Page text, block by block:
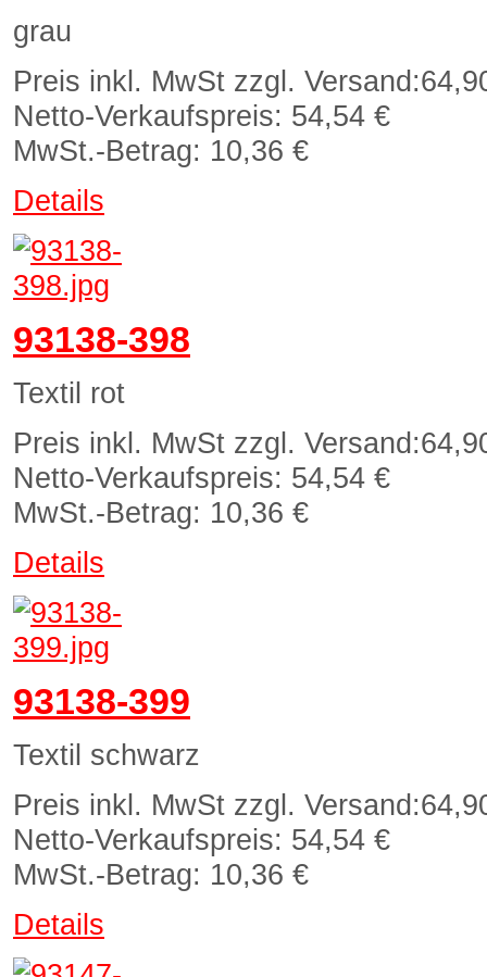
grau
Preis inkl. MwSt zzgl. Versand:
Netto-Verkaufspreis: 54,54 €
MwSt.-Betrag: 10,36 €
Details
93138-398
Textil rot
Preis inkl. MwSt zzgl. Versand:
Netto-Verkaufspreis: 54,54 €
MwSt.-Betrag: 10,36 €
Details
93138-399
Textil schwarz
Preis inkl. MwSt zzgl. Versand:
Netto-Verkaufspreis: 54,54 €
MwSt.-Betrag: 10,36 €
Details